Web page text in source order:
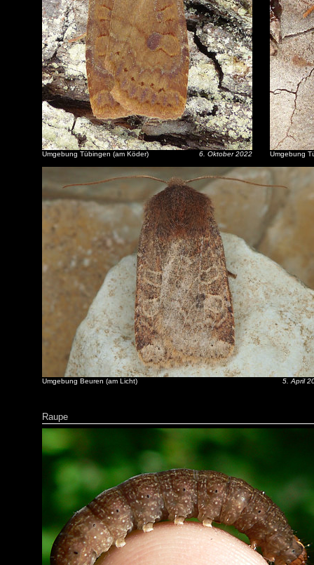
Umgebung Tübingen (am Köder) 6. Oktober 2022 Umgebung
Umgebung Beuren (am Licht) 5. April
Raupe